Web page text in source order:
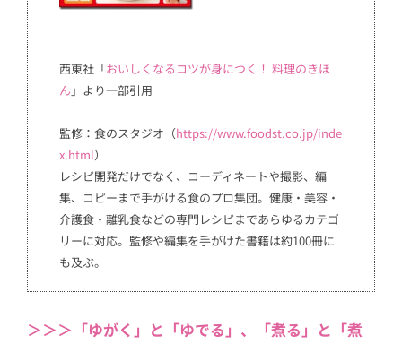
西東社「おいしくなるコツが身につく！ 料理のきほ
ん 」より一部引用
監修：食のスタジオ（https://www.foodst.co.jp/inde
x.html）
レシピ開発だけでなく、コーディネートや撮影、編
集、コピーまで手がける食のプロ集団。健康・美容・
介護食・離乳食などの専門レシピまであらゆるカテゴ
リーに対応。監修や編集を手がけた書籍は約100冊に
も及ぶ。
＞＞＞「ゆがく」と「ゆでる」、「煮る」と「煮